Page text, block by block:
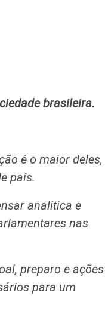
brasileira.
é o maior deles,
país.
analítica e
nas
preparo e ações
para um